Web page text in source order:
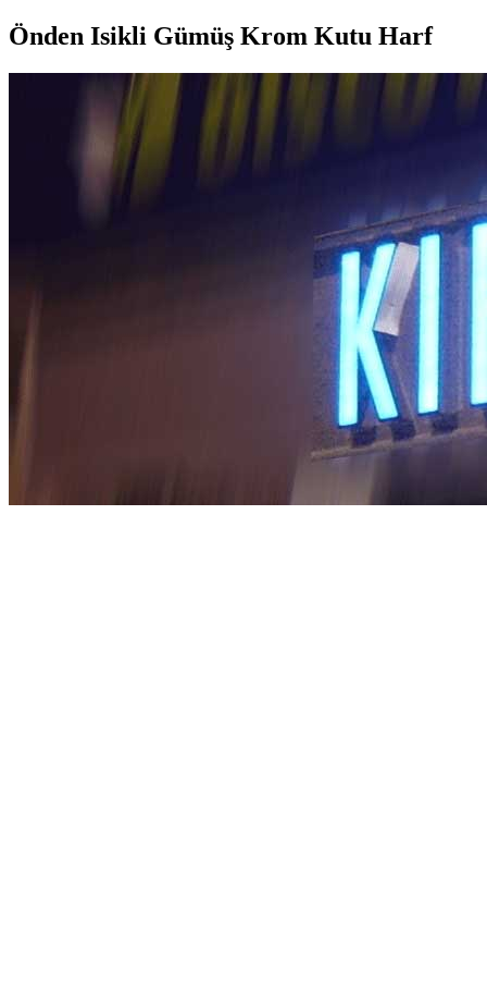
Önden Isikli Gümüş Krom Kutu Harf